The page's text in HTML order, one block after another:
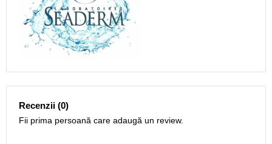
Recenzii (0)
Fii prima persoană care adaugă un review.